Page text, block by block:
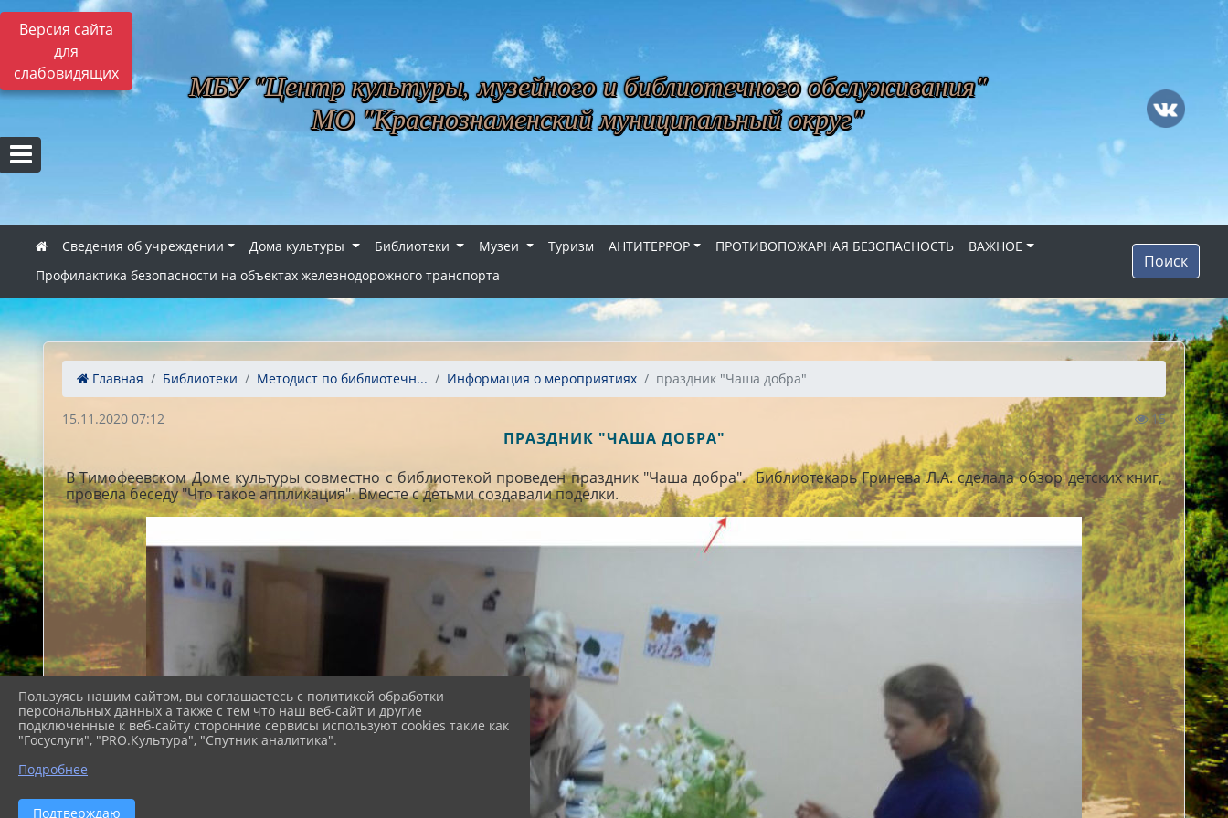
Версия сайта
для
слабовидящих
МБУ "Центр культуры, музейного и библиотечного обслуживания"
МО "Краснознаменский муниципальный округ"
Сведения об учреждении Дома культуры Библиотеки Музеи Туризм АНТИТЕРРОР ПРОТИВОПОЖАРНАЯ БЕЗОПАСНОСТЬ
ВАЖНОЕ
Профилактика безопасности на объектах железнодорожного транспорта
Поиск
Главная Библиотеки Методист по библиотечн... Информация о мероприятиях праздник "Чаша добра"
15.11.2020 07:12 15
ПРАЗДНИК "ЧАША ДОБРА"
В Тимофеевском Доме культуры совместно с библиотекой проведен праздник "Чаша добра". Библиотекарь Гринева Л.А. сделала обзор детских книг,
провела беседу "Что такое аппликация". Вместе с детьми создавали поделки.
Пользуясь нашим сайтом, вы соглашаетесь с политикой обработки
персональных данных а также с тем что наш веб-сайт и другие
подключенные к веб-сайту сторонние сервисы используют cookies такие как
"Госуслуги", "PRO.Культура", "Спутник аналитика".
Подробнее
Подтверждаю